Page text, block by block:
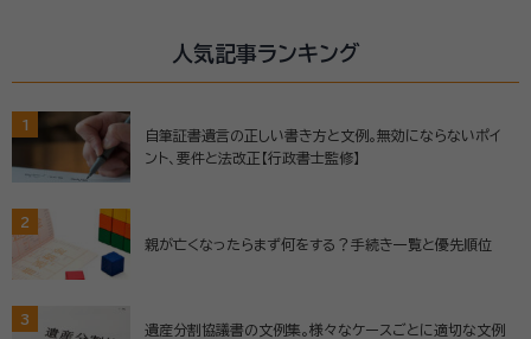
人気記事ランキング
1
自筆証書遺言の正しい書き方と文例。無効にならないポイ
ント、要件と法改正【行政書士監修】
2
親が亡くなったらまず何をする？手続き一覧と優先順位
3
遺産分割協議書の文例集。様々なケースごとに適切な文例